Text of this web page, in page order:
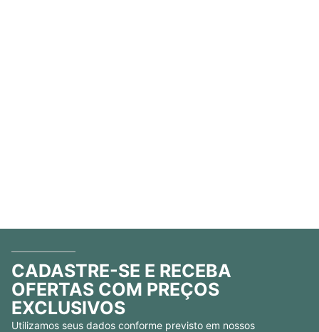
CADASTRE-SE E RECEBA
OFERTAS COM PREÇOS
EXCLUSIVOS
Utilizamos seus dados conforme previsto em nossos